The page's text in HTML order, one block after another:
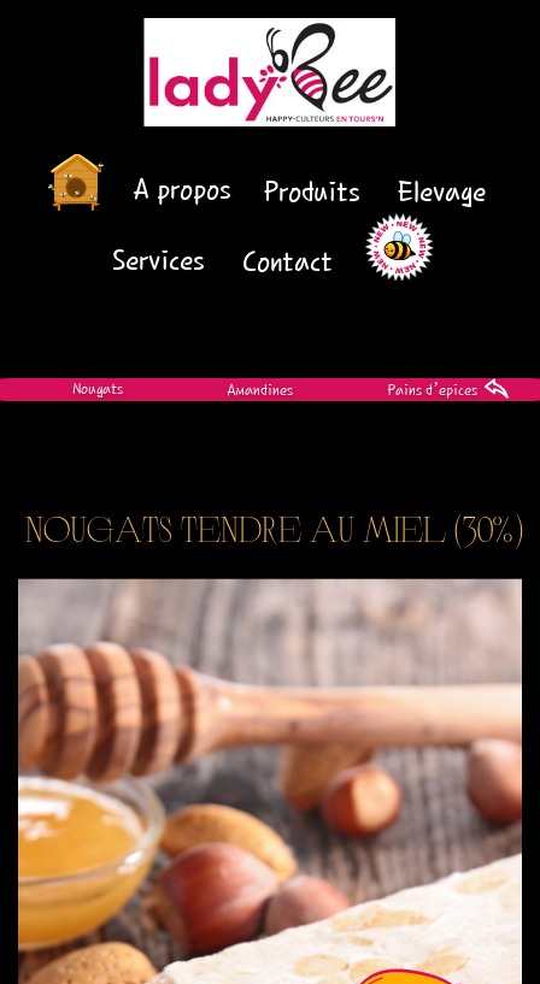
A propos Produits
Elevage
Services
Contact
Nougats Amandines Pains d’epices
Nougats tendre au miel (30%)